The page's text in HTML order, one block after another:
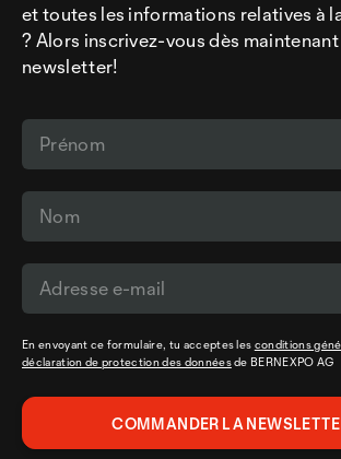
et toutes les informations relatives à
? Alors inscrivez-vous dès
newsletter!
En envoyant ce formulaire, tu acceptes les conditions
déclaration de protection des donnéesde BERNEXPO AG